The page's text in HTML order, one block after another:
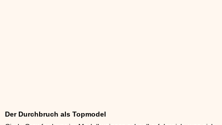
Der Durchbruch als Topmodel